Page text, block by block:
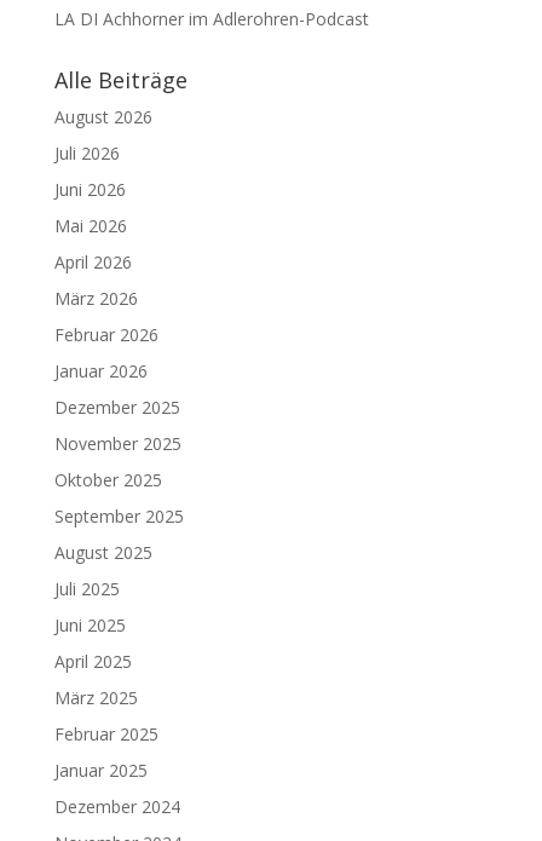
LA DI Achhorner im Adlerohren-Podcast
Alle Beiträge
August 2026
Juli 2026
Juni 2026
Mai 2026
April 2026
März 2026
Februar 2026
Januar 2026
Dezember 2025
November 2025
Oktober 2025
September 2025
August 2025
Juli 2025
Juni 2025
April 2025
März 2025
Februar 2025
Januar 2025
Dezember 2024